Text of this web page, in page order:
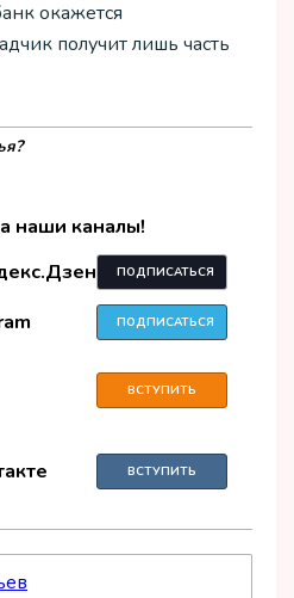
окажется
получит лишь часть
наши каналы!
ПОДПИСАТЬСЯ
ПОДПИСАТЬСЯ
ВСТУПИТЬ
ВСТУПИТЬ